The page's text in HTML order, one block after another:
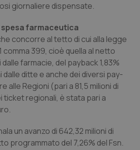
giornaliere dispensate.
farmaceutica
concorre al tetto di cui alla legge
comma 399, cioè quella al netto
farmacie, del payback 1,83%
ditte e anche dei diversi pay-
alle Regioni (pari a 81,5 milioni di
ticket regionali, è stata pari a
un avanzo di 642,32 milioni di
programmato del 7,26% del Fsn.